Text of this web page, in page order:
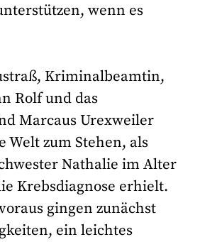
wenn es
Kriminalbeamtin,
Rolf und das
Marcaus Urexweiler
Welt zum Stehen, als
Nathalie im Alter
Krebsdiagnose erhielt.
gingen zunächst
ein leichtes